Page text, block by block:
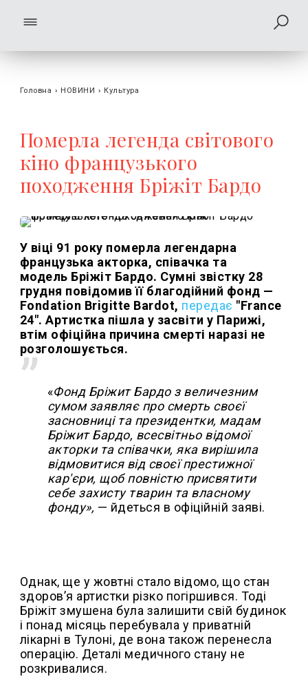
Головна › НОВИНИ › Культура
Померла легенда світового
кіно французького
походження Бріжіт Бардо
У віці 91 року померла легендарна
французька акторка, співачка та
модель Бріжіт Бардо. Сумні звістку 28
грудня повідомив її благодійний фонд —
Fondation Brigitte Bardot, передає "France
24". Артистка пішла у засвіти у Парижі,
втім офіційна причина смерті наразі не
розголошується.
«Фонд Бріжит Бардо з величезним
сумом заявляє про смерть своєї
засновниці та президентки, мадам
Бріжит Бардо, всесвітньо відомої
акторки та співачки, яка вирішила
відмовитися від своєї престижної
кар'єри, щоб повністю присвятити
себе захисту тварин та власному
фонду», — йдеться в офіційній заяві.
Однак, ще у жовтні стало відомо, що стан
здоров’я артистки різко погіршився. Тоді
Бріжіт змушена була залишити свій будинок
і понад місяць перебувала у приватній
лікарні в Тулоні, де вона також перенесла
операцію. Деталі медичного стану не
розкривалися.